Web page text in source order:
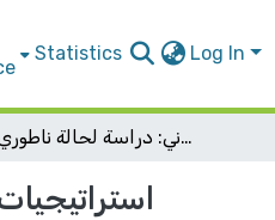
Statistics Log In
استراتيجيات الجماعات اليهوديَّة المناهضة للصّهيونيَّة في مواجهة المشروع الصّهيوني: دراسة لحالة ناطوري كارتا